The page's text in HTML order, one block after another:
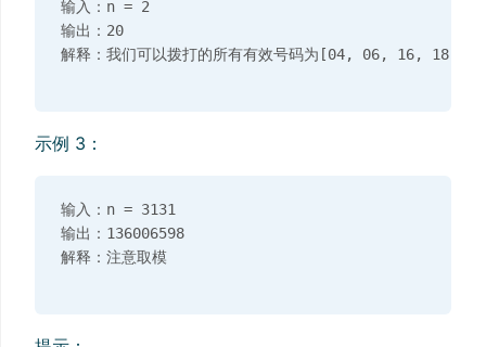
输入：n = 2
输出：20
示例 3：
输入：n = 3131
输出：136006598